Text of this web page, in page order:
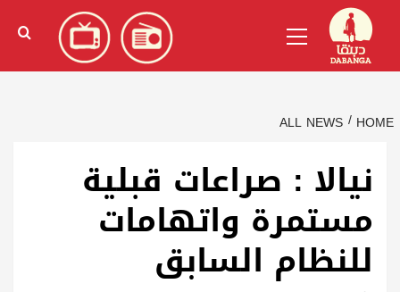
content
الإنجليزية)
Menu
HOME
ALL NEWS
نيالا : صراعات قبلية
مستمرة واتهامات
للنظام السابق